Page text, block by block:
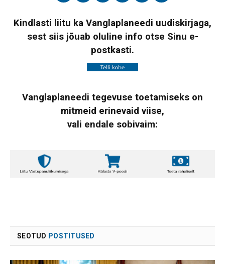
Kindlasti liitu ka Vanglaplaneedi uudiskirjaga,
sest siis jõuab oluline info otse Sinu e-
postkasti.
Vanglaplaneedi tegevuse toetamiseks on
mitmeid erinevaid viise,
vali endale sobivaim:
SEOTUD POSTITUSED